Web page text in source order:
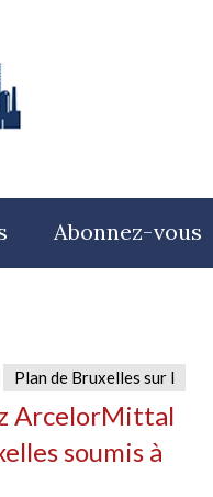
Abonnez-vous
Plan de Bruxelles sur l
ArcelorMittal
soumis à